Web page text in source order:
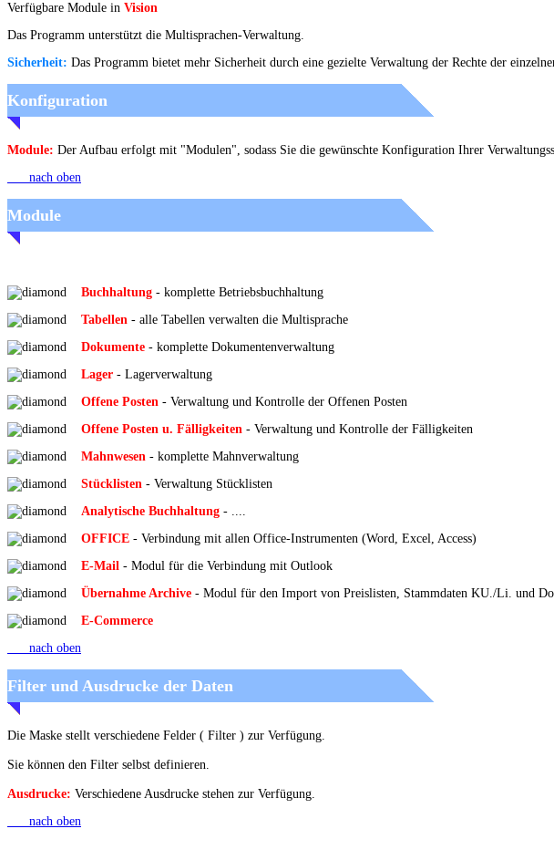
Verfügbare Module in Vision
Das Programm unterstützt die Multisprachen-Verwaltung.
Sicherheit: Das Programm bietet mehr Sicherheit durch eine gezielte Verwaltung der Rechte der
Konfiguration
Module: Der Aufbau erfolgt mit "Modulen", sodass Sie die gewünschte Konfiguration Ihrer
nach oben
Module
Buchhaltung - komplette Betriebsbuchhaltung
Tabellen - alle Tabellen verwalten die Multisprache
Dokumente - komplette Dokumentenverwaltung
Lager - Lagerverwaltung
Offene Posten - Verwaltung und Kontrolle der Offenen Posten
Offene Posten u. Fälligkeiten - Verwaltung und Kontrolle der Fälligkeiten
Mahnwesen - komplette Mahnverwaltung
Stücklisten - Verwaltung Stücklisten
Analytische Buchhaltung - ....
OFFICE - Verbindung mit allen Office-Instrumenten (Word, Excel, Access)
E-Mail - Modul für die Verbindung mit Outlook
Übernahme Archive - Modul für den Import von Preislisten, Stammdaten KU./Li. und
E-Commerce
nach oben
Filter und Ausdrucke der Daten
Die Maske stellt verschiedene Felder ( Filter ) zur Verfügung.
Sie können den Filter selbst definieren.
Ausdrucke: Verschiedene Ausdrucke stehen zur Verfügung.
nach oben